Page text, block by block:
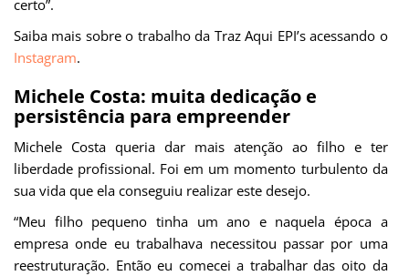
certo”.
Saiba mais sobre o trabalho da Traz Aqui EPI’s acessando o
Instagram.
Michele Costa: muita dedicação e
persistência para empreender
Michele Costa queria dar mais atenção ao filho e ter
liberdade profissional. Foi em um momento turbulento da
sua vida que ela conseguiu realizar este desejo.
“Meu filho pequeno tinha um ano e naquela época a
empresa onde eu trabalhava necessitou passar por uma
reestruturação. Então eu comecei a trabalhar das oito da